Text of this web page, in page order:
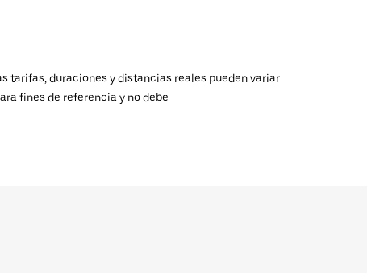
tarifas, duraciones y distancias reales pueden variar
fines de referencia y no debe